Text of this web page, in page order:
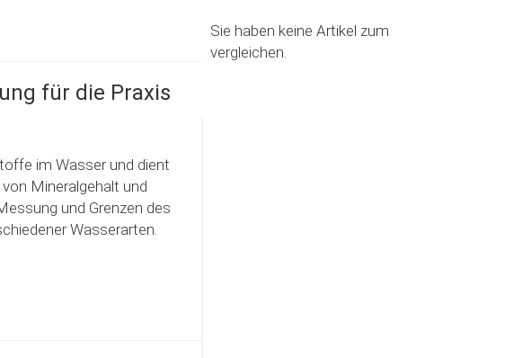
für die Praxis
im Wasser und dient
Mineralgehalt und
und Grenzen des
Wasserarten.
Sie haben keine Artikel zum
vergleichen.